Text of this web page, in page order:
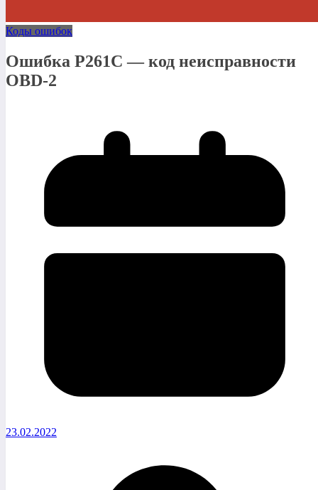
Коды ошибок
Ошибка P261C — код неисправности
OBD-2
23.02.2022